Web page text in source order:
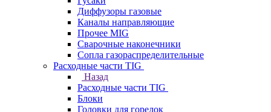
Диффузоры газовые
Каналы направляющие
Прочее MIG
Сварочные наконечники
Сопла газораспределительные
Расходные части TIG
Назад
Расходные части TIG
Блоки
Головки для горелок